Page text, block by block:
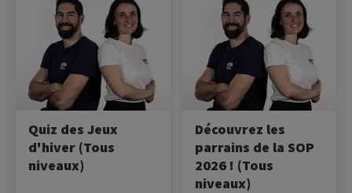
Quiz des Jeux
d'hiver (Tous
niveaux)
Karabatic et Marie Bochet
testent leurs
connaissances sur les Jeux
Olympiques et
Paralympiques d’hiver.
Découvrez les
parrains de la SOP
2026 ! (Tous
niveaux)
palmarès du sport français
parrainent la SOP 2026,
découvrez-les !